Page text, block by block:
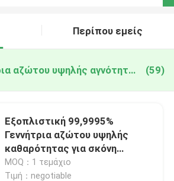
Περίπου εμείς
Κίνα Γεννήτρια αζώτου υψηλής αγνότητας (59)
Εξοπλιστική 99,9995%
Γεννήτρια αζώτου υψηλής
καθαρότητας για σκόνη
μολυβδανίου
MOQ：1 τεμάχιο
Τιμή：negotiable